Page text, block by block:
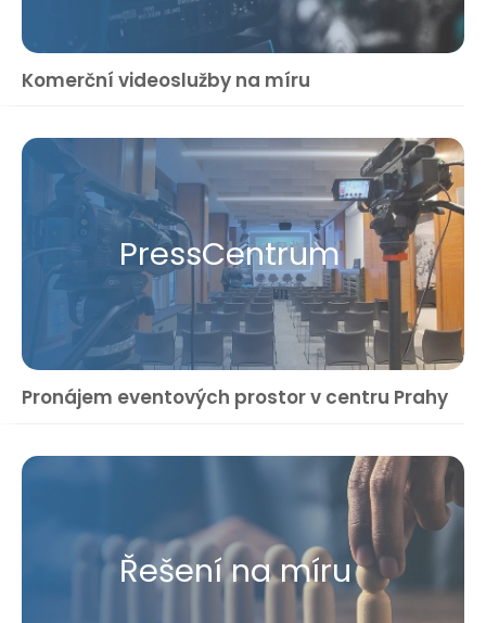
Komerční videoslužby na míru
Press​Centrum
Pronájem eventových prostor v centru Prahy
Řešení na míru